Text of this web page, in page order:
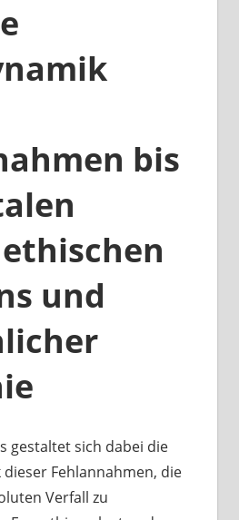
bis
und
gestaltet sich dabei die
Fehlannahmen, die
Verfall zu